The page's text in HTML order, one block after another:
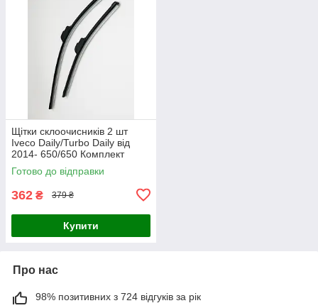
Щітки склоочисників 2 шт
Iveco Daily/Turbo Daily від
2014- 650/650 Комплект
безкаркасних двірників Lavita
(кріплення гачок)
Готово до відправки
362 ₴ 379 ₴
Купити
Про нас
98% позитивних з 724 відгуків за рік